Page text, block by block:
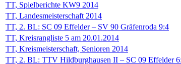
TT, Spielberichte KW9 2014
TT, Landesmeisterschaft 2014
TT, 2. BL: SC 09 Effelder – SV 90 Gräfenroda 9:4
TT, Kreisrangliste 5 am 20.01.2014
TT, Kreismeisterschaft, Senioren 2014
TT, 2. BL: TTV Hildburghausen II – SC 09 Effelder